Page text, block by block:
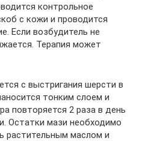
контрольное
с кожи и проводится
Если возбудитель не
Терапия может
с выстригания шерсти в
тонким слоем и
повторяется 2 раза в день
Остатки мази необходимо
растительным маслом и